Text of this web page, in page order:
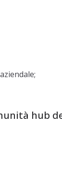
hub